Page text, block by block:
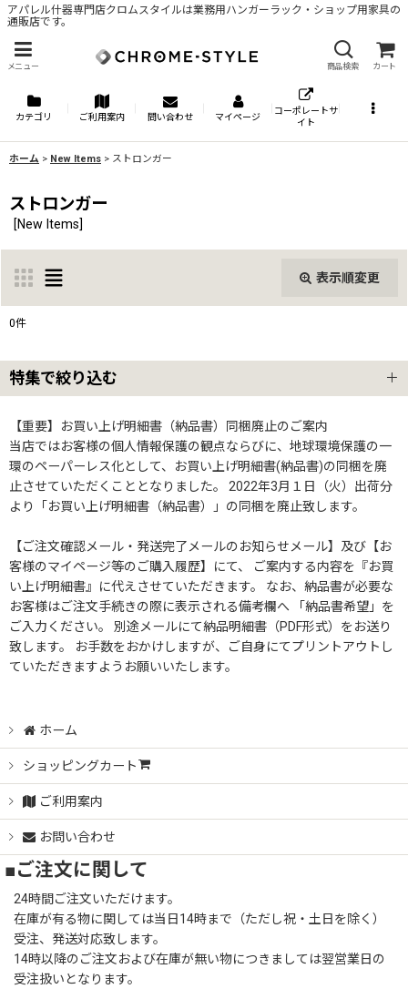
アパレル什器専門店クロムスタイルは業務用ハンガーラック・ショップ用家具の
通販店です。
メニュー 商品検索 カート
カテゴリ ご利用案内 問い合わせ マイページ
コーポレートサ
イト
ホーム > New Items > ストロンガー
ストロンガー
[New Items]
表示順変更
絞り込む
0件
特集で絞り込む
ハンガーラック4本セット
ハンガーラック3本セット
物流用重量ハンガーラック
クロムハンガー
ストロンガー
【重要】お買い上げ明細書（納品書）同梱廃止のご案内
当店ではお客様の個人情報保護の観点ならびに、地球環境保護の一
環のペーパーレス化として、お買い上げ明細書(納品書)の同梱を廃
止させていただくこととなりました。 2022年3月１日（火）出荷分
より「お買い上げ明細書（納品書）」の同梱を廃止致します。
【ご注文確認メール・発送完了メールのお知らせメール】及び【お
客様のマイページ等のご購入履歴】にて、 ご案内する内容を『お買
い上げ明細書』に代えさせていただきます。 なお、納品書が必要な
お客様はご注文手続きの際に表示される備考欄へ 「納品書希望」を
ご入力ください。 別途メールにて納品明細書（PDF形式）をお送り
致します。 お手数をおかけしますが、ご自身にてプリントアウトし
ていただきますようお願いいたします。
ホーム
ショッピングカート
ご利用案内
お問い合わせ
■ご注文に関して
24時間ご注文いただけます。
在庫が有る物に関しては当日14時まで（ただし祝・土日を除く）
受注、発送対応致します。
14時以降のご注文および在庫が無い物につきましては翌営業日の
受注扱いとなります。